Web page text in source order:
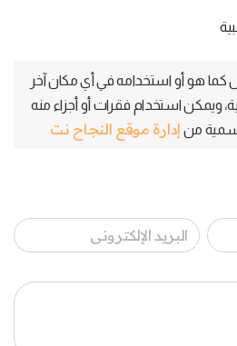
كما هو أو استخدامه في أي مكان آخر
ويمكن استخدام فقرات أو أجزاء منه
من إدارة موقع النجاح نت